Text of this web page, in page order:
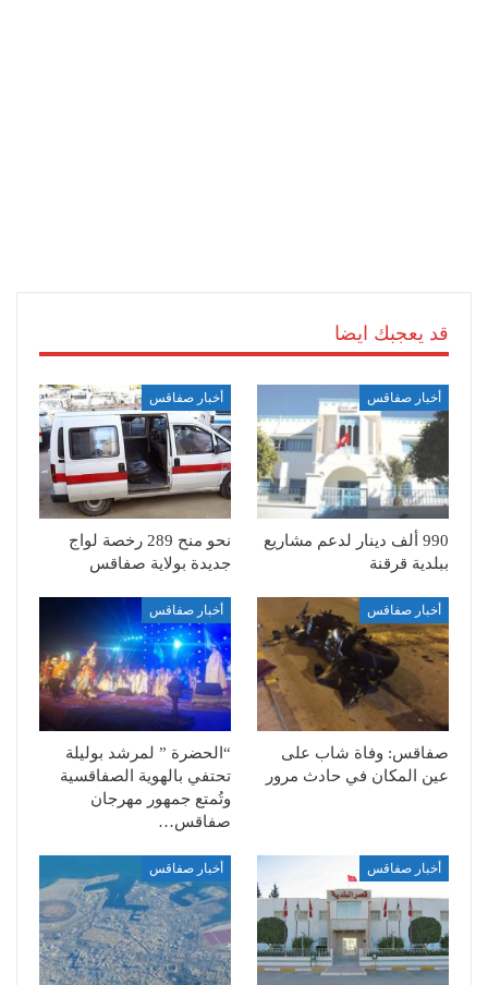
قد يعجبك ايضا
أخبار صفاقس
990 ألف دينار لدعم مشاريع
ببلدية قرقنة
أخبار صفاقس
نحو منح 289 رخصة لواج
جديدة بولاية صفاقس
أخبار صفاقس
صفاقس: وفاة شاب على
عين المكان في حادث مرور
أخبار صفاقس
“الحضرة ” لمرشد بوليلة
تحتفي بالهوية الصفاقسية
وتُمتع جمهور مهرجان
صفاقس…
أخبار صفاقس أخبار صفاقس